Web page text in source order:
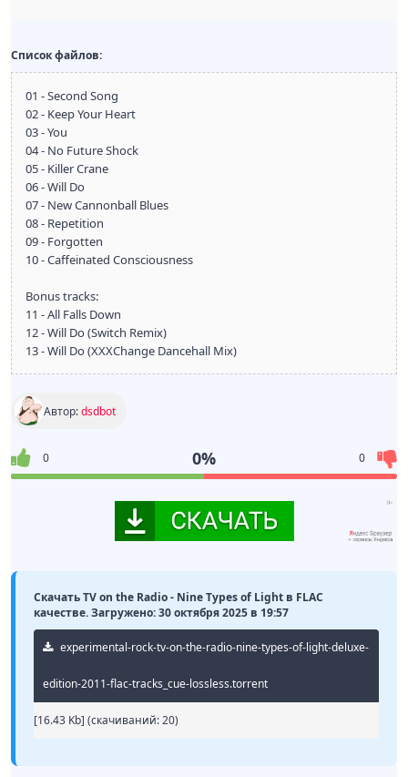
Список файлов:
01 - Second Song
02 - Keep Your Heart
03 - You
04 - No Future Shock
05 - Killer Crane
06 - Will Do
07 - New Cannonball Blues
08 - Repetition
09 - Forgotten
10 - Caffeinated Consciousness
Bonus tracks:
11 - All Falls Down
12 - Will Do (Switch Remix)
13 - Will Do (XXXChange Dancehall Mix)
Автор:dsdbot
0 0% 0
Скачать TV on the Radio - Nine Types of Light в FLAC
качестве. Загружено: 30 октября 2025 в 19:57
experimental-rock-tv-on-the-radio-nine-types-of-light-deluxe-
edition-2011-flac-tracks_cue-lossless.torrent
[16.43 Kb] (cкачиваний: 20)